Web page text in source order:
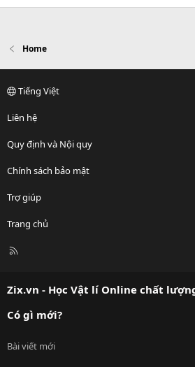
Home
Tiếng Việt
Liên hệ
Quy định và Nội quy
Chính sách bảo mật
Trợ giúp
Trang chủ
R
Zix.vn - Học Vật lí Online chất
Có gì mới?
Bài viết mới